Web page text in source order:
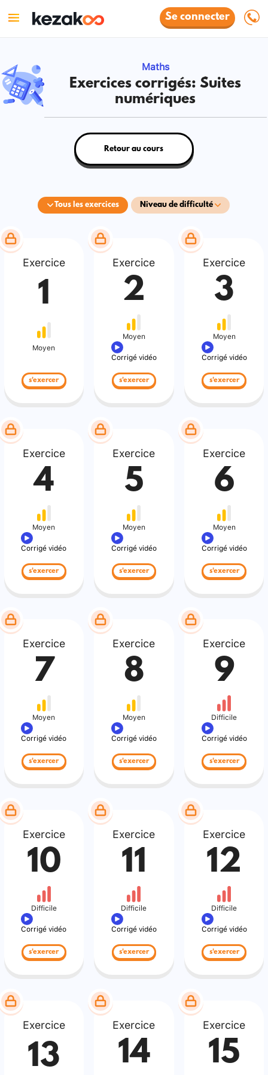
Se connecter
Maths
Exercices corrigés: Suites
numériques
Tous les exercices Niveau de difficulté
Retour au cours
Exercice
1
Moyen
s'exercer
Exercice
2
Moyen
Corrigé vidéo
s'exercer
Exercice
3
Moyen
Corrigé vidéo
s'exercer
Exercice
4
Moyen
Corrigé vidéo
s'exercer
Exercice
5
Moyen
Corrigé vidéo
s'exercer
Exercice
6
Moyen
Corrigé vidéo
s'exercer
Exercice
7
Moyen
Corrigé vidéo
s'exercer
Exercice
8
Moyen
Corrigé vidéo
s'exercer
Exercice
9
Difficile
Corrigé vidéo
s'exercer
Exercice
10
Difficile
Corrigé vidéo
s'exercer
Exercice
11
Difficile
Corrigé vidéo
s'exercer
Exercice
12
Difficile
Corrigé vidéo
s'exercer
Exercice
13
Exercice
14
Exercice
15